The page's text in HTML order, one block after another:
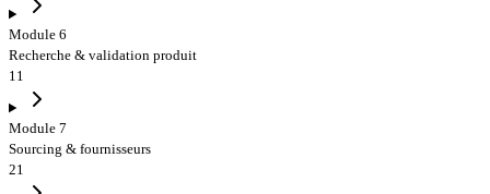
Module 6
Recherche & validation produit
11
Module 7
Sourcing & fournisseurs
21